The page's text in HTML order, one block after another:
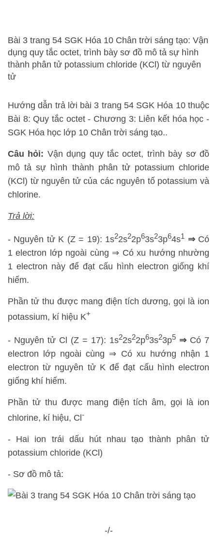
Bài 3 trang 54 SGK Hóa 10 Chân trời sáng tạo: Vận
dụng quy tắc octet, trình bày sơ đồ mô tả sự hình
thành phân tử potassium chloride (KCl) từ nguyên
tử
Hướng dẫn trả lời bài 3 trang 54 SGK Hóa 10 thuộc
Bài 8: Quy tắc octet - Chương 3: Liên kết hóa học -
SGK Hóa học lớp 10 Chân trời sáng tạo..
Câu hỏi: Vận dụng quy tắc octet, trình bày sơ đồ
mô tả sự hình thành phân tử potassium chloride
(KCl) từ nguyên tử của các nguyên tố potassium và
chlorine.
Trả lời:
- Nguyên tử K (Z = 19): 1s22s22p63s23p64s1 ⇒Có
1 electron lớp ngoài cùng ⇒ Có xu hướng nhường
1 electron này để đạt cấu hình electron giống khí
hiếm.
Phần tử thu được mang điện tích dương, gọi là ion
potassium, kí hiệu K+
- Nguyên tử Cl (Z = 17): 1s22s22p63s23p5 ⇒ Có 7
electron lớp ngoài cùng ⇒ Có xu hướng nhận 1
electron từ nguyên tử K để đạt cấu hình electron
giống khí hiếm.
Phần tử thu được mang điện tích âm, gọi là ion
chlorine, kí hiệu, Cl -
- Hai ion trái dấu hút nhau tạo thành phân tử
potassium chloride (KCl)
- Sơ đồ mô tả:
-/-